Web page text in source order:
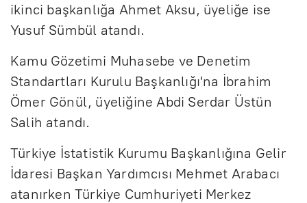
ikinci başkanlığa Ahmet Aksu, üyeliğe ise
Yusuf Sümbül atandı.
Kamu Gözetimi Muhasebe ve Denetim
Standartları Kurulu Başkanlığı'na İbrahim
Ömer Gönül, üyeliğine Abdi Serdar Üstün
Salih atandı.
Türkiye İstatistik Kurumu Başkanlığına Gelir
İdaresi Başkan Yardımcısı Mehmet Arabacı
atanırken Türkiye Cumhuriyeti Merkez